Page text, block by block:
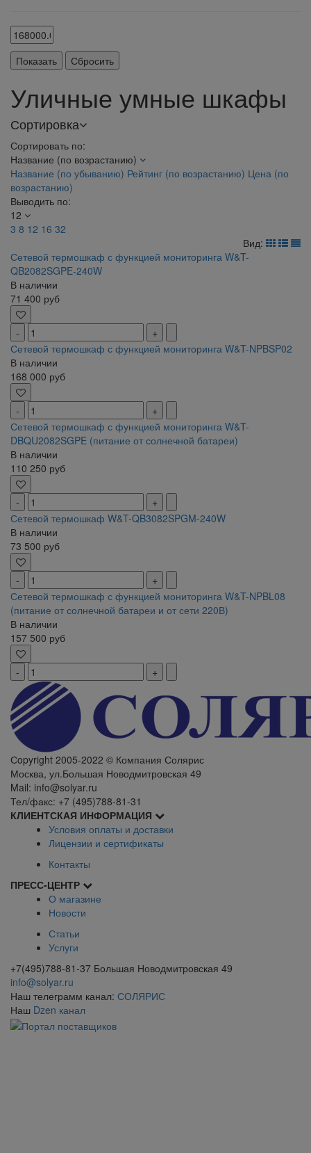
Уличные умные шкафы
Сортировка
Сортировать по:
Название (по возрастанию)
Название (по убыванию) Рейтинг (по возрастанию) Цена (по
возрастанию)
Выводить по:
12
3 8 12 16 32
Вид:
Сетевой термошкаф с функцией мониторинга W&T-
QB2082SGPE-240W
В наличии
71 400 руб
Сетевой термошкаф с функцией мониторинга W&T-NPBSP02
В наличии
168 000 руб
Сетевой термошкаф с функцией мониторинга W&T-
DBQU2082SGPE (питание от солнечной батареи)
В наличии
110 250 руб
Сетевой термошкаф W&T-QB3082SPGM-240W
В наличии
73 500 руб
Сетевой термошкаф с функцией мониторинга W&T-NPBL08
(питание от солнечной батареи и от сети 220В)
В наличии
157 500 руб
Сopyright 2005-2022 © Компания Солярис
Москва, ул.Большая Новодмитровская 49
Mail: info@solyar.ru
Тел/факс: +7 (495)788-81-31
КЛИЕНТСКАЯ ИНФОРМАЦИЯ
Условия оплаты и доставки
Лицензии и сертификаты
Контакты
ПРЕСС-ЦЕНТР
О магазине
Новости
Статьи
Услуги
+7(495)788-81-37 Большая Новодмитровская 49
info@solyar.ru
Наш телеграмм канал: СОЛЯРИС
Наш Dzen канал